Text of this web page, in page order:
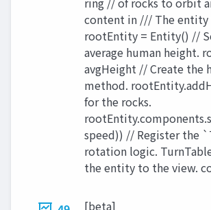
content in /// The
rootEntity = Entity() //
average human height.
avgHeight // Create
method.
for the rocks.
speed)) // Register the
rotation logic.
the entity to the view.
[beta]